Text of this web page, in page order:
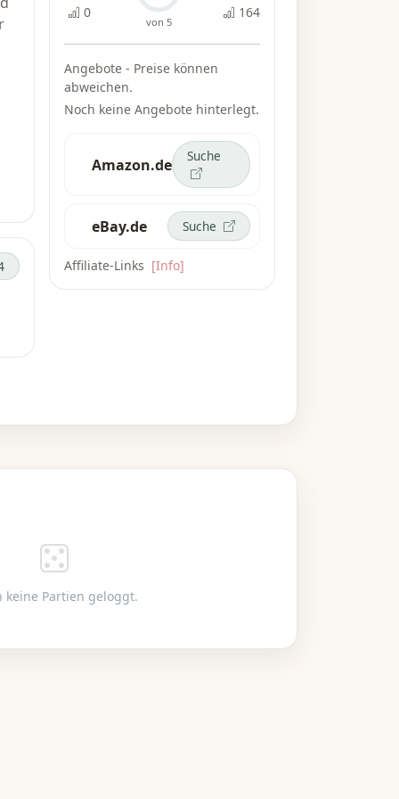
0
von 5
164
Angebote - Preise können
abweichen.
Noch keine Angebote hinterlegt.
Amazon.de Suche
eBay.de Suche
Affiliate-Links [Info]
keine Partien geloggt.